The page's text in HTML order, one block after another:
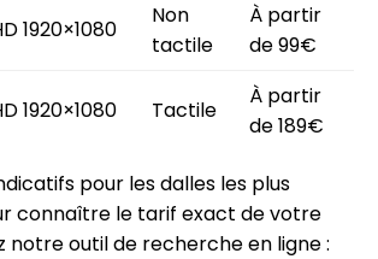
1920×1080
Non
tactile
À partir
de 99€
1920×1080 Tactile
À partir
de 189€
pour les dalles les plus
connaître le tarif exact de votre
notre outil de recherche en ligne :